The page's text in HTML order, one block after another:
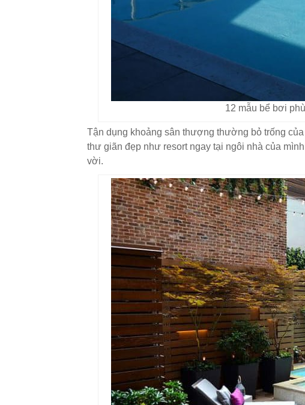
12 mẫu bể bơi
Tận dụng khoảng sân thượng thường bỏ trống
thư giãn đẹp như resort ngay tại ngôi nhà của
vời.